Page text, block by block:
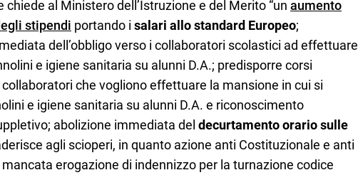
chiede al Ministero dell’Istruzione e del Merito “un aumento
stipendi portando i salari allo standard Europeo;
dell’obbligo verso i collaboratori scolastici ad effettuare
e igiene sanitaria su alunni D.A.; predisporre corsi
che vogliono effettuare la mansione in cui si
e igiene sanitaria su alunni D.A. e riconoscimento
abolizione immediata del decurtamento orario sulle
agli scioperi, in quanto azione anti Costituzionale e anti
erogazione di indennizzo per la turnazione codice